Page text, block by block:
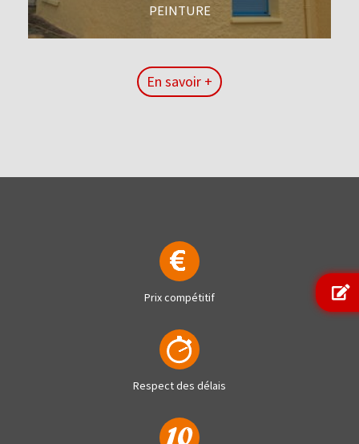
PEINTURE
En savoir +
Prix compétitif
Respect des délais